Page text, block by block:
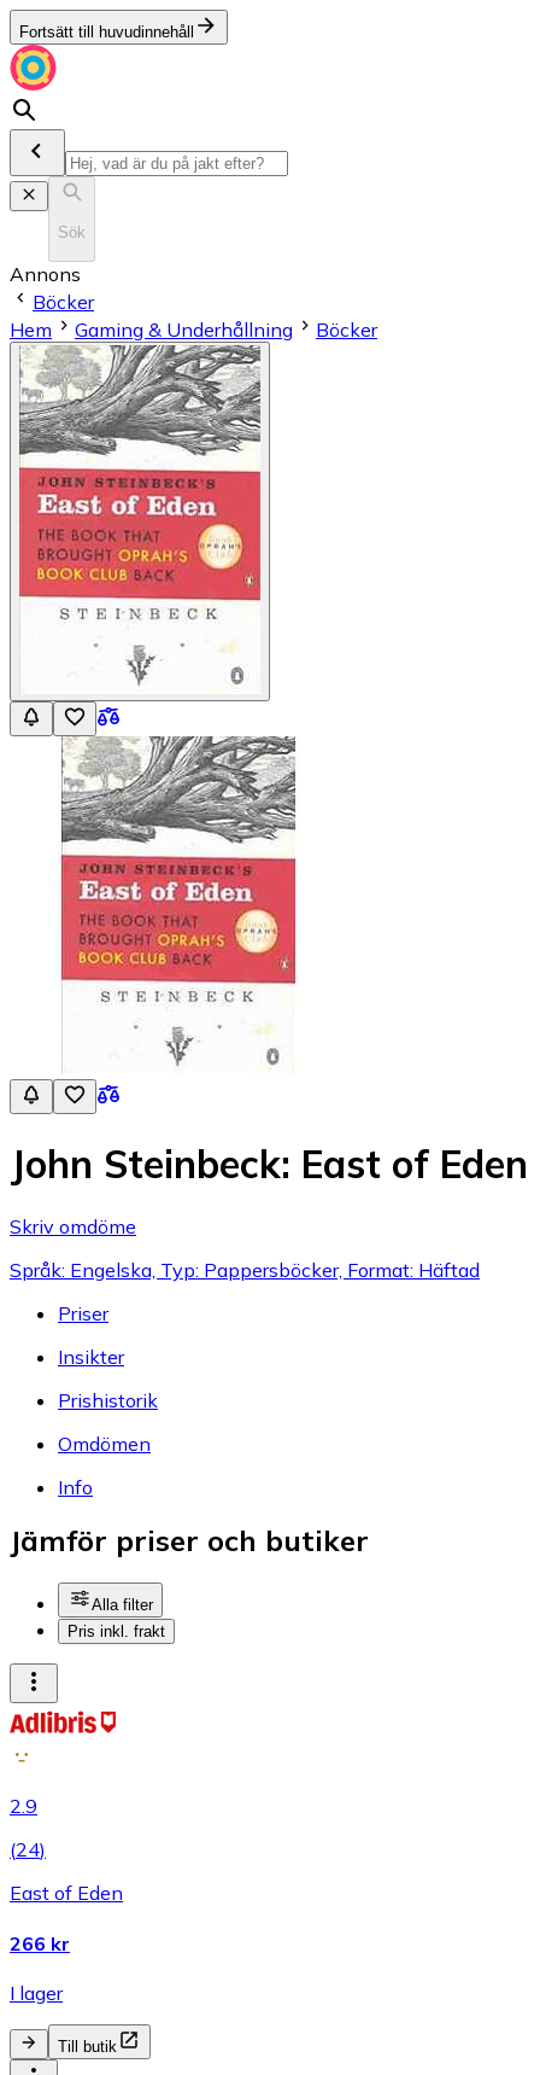
Fortsätt till huvudinnehåll
Sök
Annons
Böcker
Hem
Gaming & Underhållning Böcker
John Steinbeck: East of Eden
Skriv omdöme
Språk: Engelska, Typ: Pappersböcker, Format: Häftad
Priser
Insikter
Prishistorik
Omdömen
Info
Jämför priser och butiker
Alla filter
Pris inkl. frakt
2.9
(24)
East of Eden
266 kr
I lager
Till butik